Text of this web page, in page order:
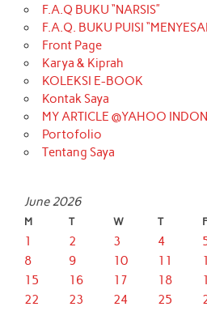
F.A.Q BUKU “NARSIS”
F.A.Q. BUKU PUISI
Front Page
Karya & Kiprah
KOLEKSI E-BOOK
Kontak Saya
MY ARTICLE @YAHOO
Portofolio
Tentang Saya
June 2026
M T W T F
1 2 3 4
8
9 10 11
15
16 17 18
22
23 24 25